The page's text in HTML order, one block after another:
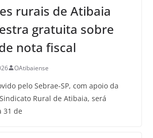
rurais de Atibaia
gratuita sobre
nota fiscal
OAtibaiense
pelo Sebrae-SP, com apoio da
Rural de Atibaia, será
31 de